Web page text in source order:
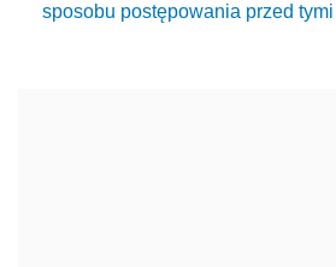
sposobu postępowania przed